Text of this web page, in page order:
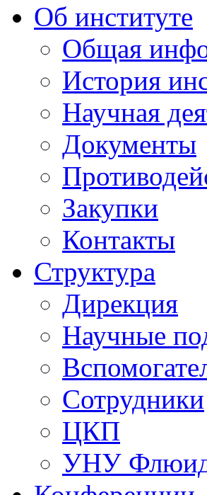
Об институте
Общая
История
Научная
Документы
Закупки
Контакты
Структура
Дирекция
Научные
Сотрудники
ЦКП
УНУ